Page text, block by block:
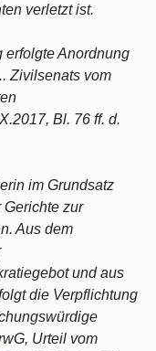
verletzt ist.
erfolgte Anordnung
Zivilsenats vom
Bl. 76 ff. d.
im Grundsatz
Gerichte zur
Aus dem
und aus
die Verpflichtung
Urteil vom